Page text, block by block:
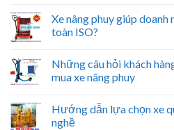
Xe nâng phuy giúp
toàn ISO?
Những câu hỏi khách
mua xe nâng phuy
Hướng dẫn lựa chọn xe
nghề